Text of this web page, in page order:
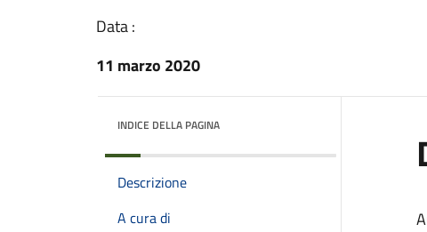
Data :
11 marzo 2020
INDICE DELLA PAGINA
Descrizione
A cura di